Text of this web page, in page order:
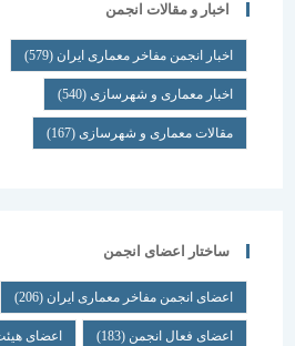
اخبار و مقالات انجمن
اخبار انجمن مفاخر معماری ایران (579)
اخبار معماری و شهرسازی(540)
مقالات معماری و شهرسازی(167)
ساختار اعضای انجمن
اعضای انجمن مفاخر معماری ایران (206)
اعضای فعال انجمن(183) اعضای هیئت امنا(42)